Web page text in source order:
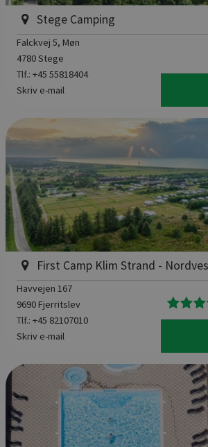
Stege Camping
Falckvej 5, Møn
4780 Stege
Tlf.: +45 55818404
Skriv e-mail
First Camp Klim Strand -
Havvejen 167
9690 Fjerritslev
Tlf.: +45 82107010
Skriv e-mail